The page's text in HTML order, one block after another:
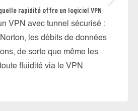
rapidité offre un logiciel VPN
VPN avec tunnel sécurisé :
les débits de données
de sorte que même les
fluidité via le VPN